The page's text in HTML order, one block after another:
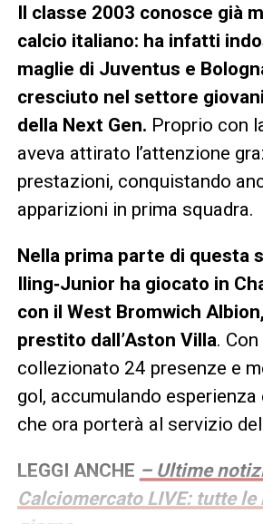
Il classe 2003 conosce già
calcio italiano: ha infatti
maglie di Juventus e
cresciuto nel settore
della Next Gen. Proprio con
aveva attirato l’attenzione
prestazioni, conquistando
apparizioni in prima squadra.
Nella prima parte di questa
Iling‑Junior ha giocato in
con il West Bromwich
prestito dall’Aston Villa.
collezionato 24 presenze e
gol, accumulando esperienza
che ora porterà al servizio
LEGGI ANCHE – Ultime
Calciomercato LIVE: tutte le